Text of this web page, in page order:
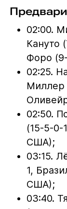
02:00.
Кануто
Форо
02:25.
Миллер
02:50.
(15-5-
США);
03:15.
1,
США);
03:40.